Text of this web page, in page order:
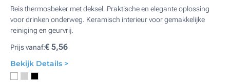
Reis thermosbeker met deksel. Praktische en elegante oplossing
voor drinken onderweg. Keramisch interieur voor gemakkelijke
reiniging en geurvrij.
Prijs vanaf:€ 5,56
Bekijk Details >